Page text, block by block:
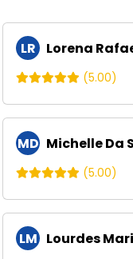
LR Lorena
(5.00)
MD Michelle Da
(5.00)
LM Lourdes